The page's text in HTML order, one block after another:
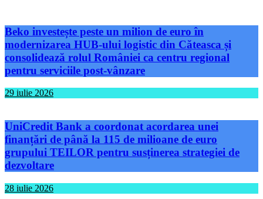
Beko investește peste un milion de euro în
modernizarea HUB-ului logistic din Căteasca și
consolidează rolul României ca centru regional
pentru serviciile post-vânzare
29 iulie 2026
UniCredit Bank a coordonat acordarea unei
finanțări de până la 115 de milioane de euro
grupului TEILOR pentru susținerea strategiei de
dezvoltare
28 iulie 2026